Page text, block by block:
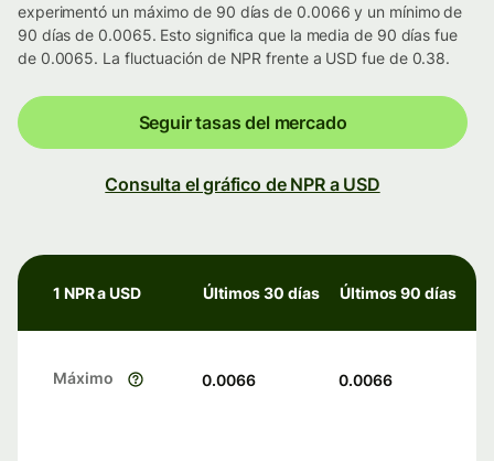
experimentó un máximo de 90 días de 0.0066 y un mínimo de
90 días de 0.0065. Esto significa que la media de 90 días fue
de 0.0065. La fluctuación de NPR frente a USD fue de 0.38.
Seguir tasas del mercado
Consulta el gráfico de NPR a USD
1 NPR a USD Últimos 30 días Últimos 90 días
Máximo 0.0066 0.0066